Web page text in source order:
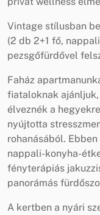
Vintage stílusban
(2 db 2+1 fő,
pezsgőfürdővel
Faház
fiataloknak
élveznék a
nyújtotta
rohanásából.
nappali-konyha-
fényterápiás
panorámás
A kertben a nyári